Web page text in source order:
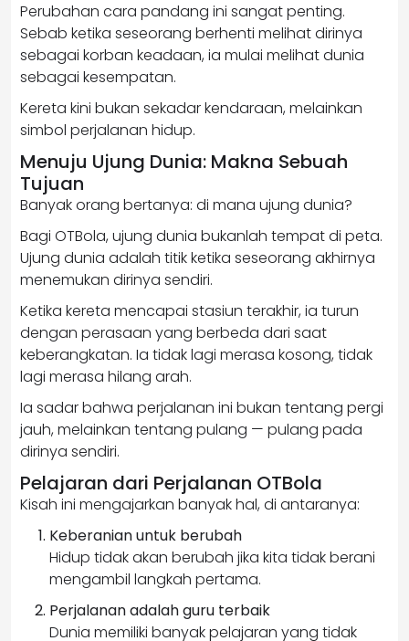
Perubahan cara pandang ini sangat penting.
Sebab ketika seseorang berhenti melihat dirinya
sebagai korban keadaan, ia mulai melihat dunia
sebagai kesempatan.
Kereta kini bukan sekadar kendaraan, melainkan
simbol perjalanan hidup.
Menuju Ujung Dunia: Makna Sebuah
Tujuan
Banyak orang bertanya: di mana ujung dunia?
Bagi OTBola, ujung dunia bukanlah tempat di peta.
Ujung dunia adalah titik ketika seseorang akhirnya
menemukan dirinya sendiri.
Ketika kereta mencapai stasiun terakhir, ia turun
dengan perasaan yang berbeda dari saat
keberangkatan. Ia tidak lagi merasa kosong, tidak
lagi merasa hilang arah.
Ia sadar bahwa perjalanan ini bukan tentang pergi
jauh, melainkan tentang pulang — pulang pada
dirinya sendiri.
Pelajaran dari Perjalanan OTBola
Kisah ini mengajarkan banyak hal, di antaranya:
Keberanian untuk berubah
Hidup tidak akan berubah jika kita tidak berani
mengambil langkah pertama.
Perjalanan adalah guru terbaik
Dunia memiliki banyak pelajaran yang tidak